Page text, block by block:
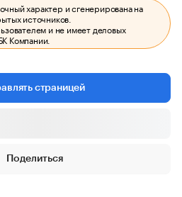
характер и сгенерирована на
источников.
и не имеет деловых
Компании.
страницей
Поделиться